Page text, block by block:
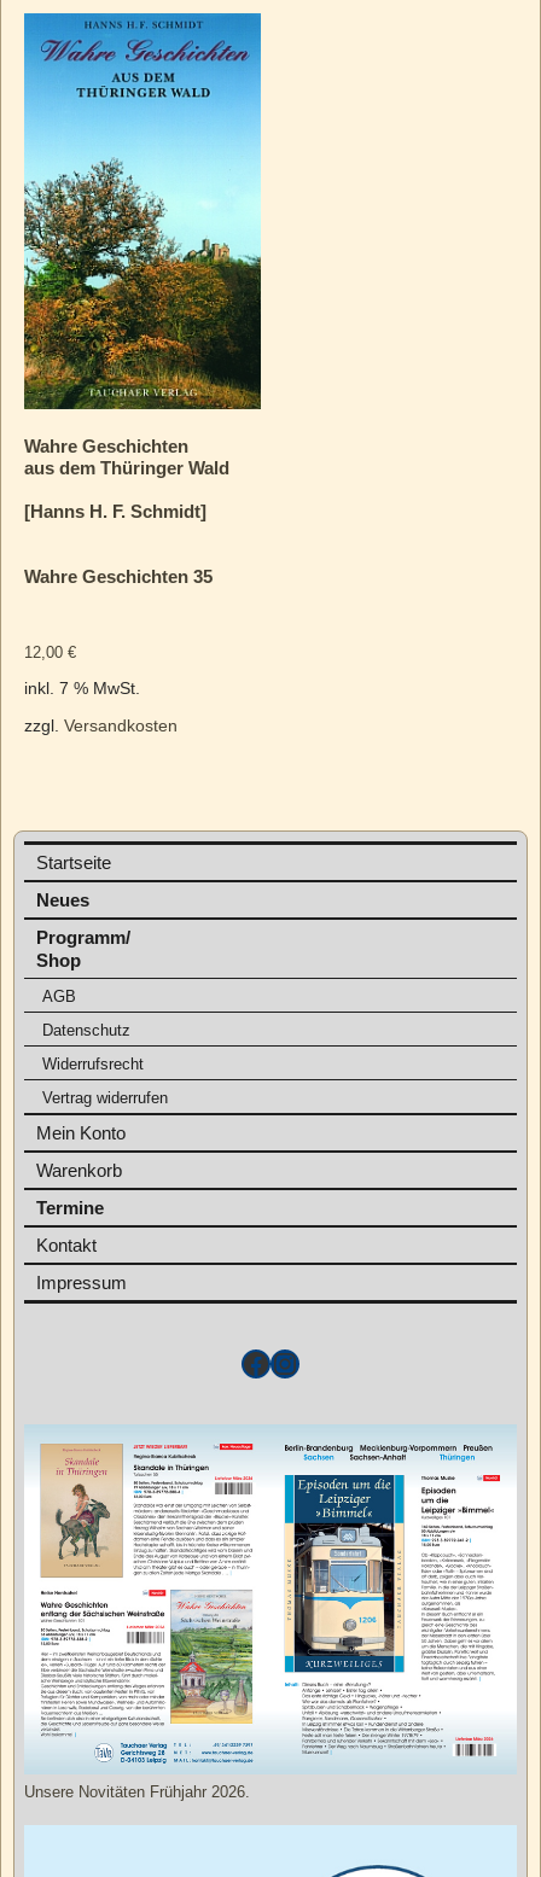
Wahre Geschichten
aus dem Thüringer Wald
[Hanns H. F. Schmidt]
Wahre Geschichten 35
12,00 €
inkl. 7 % MwSt.
zzgl. Versandkosten
Startseite
Neues
Programm/
Shop
AGB
Datenschutz
Widerrufsrecht
Vertrag widerrufen
Mein Konto
Warenkorb
Termine
Kontakt
Impressum
Unsere Novitäten Frühjahr 2026.